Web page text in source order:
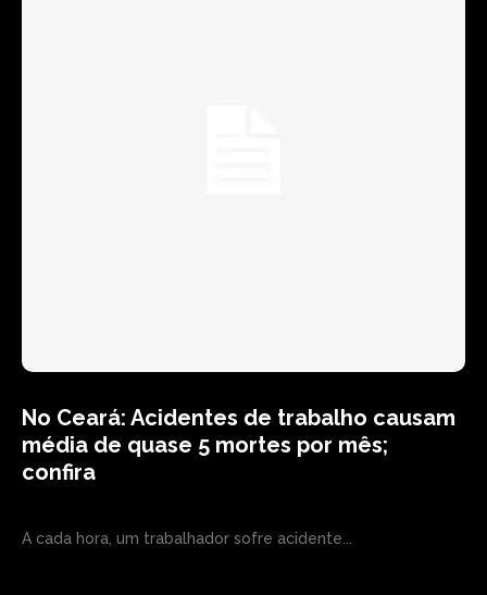
No Ceará: Acidentes de trabalho causam
média de quase 5 mortes por mês;
confira
A cada hora, um trabalhador sofre acidente...